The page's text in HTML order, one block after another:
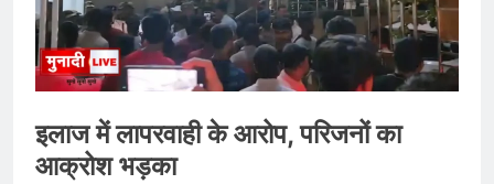
इलाज में लापरवाही के आरोप, परिजनों का
आक्रोश भड़का